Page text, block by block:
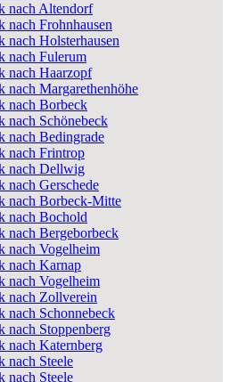
nach Altendorf
nach Frohnhausen
nach Holsterhausen
nach Fulerum
nach Haarzopf
nach Margarethenhöhe
nach Borbeck
nach Schönebeck
nach Bedingrade
nach Frintrop
nach Dellwig
nach Gerschede
nach Borbeck-Mitte
nach Bochold
nach Bergeborbeck
nach Vogelheim
nach Karnap
nach Vogelheim
nach Zollverein
nach Schonnebeck
nach Stoppenberg
nach Katernberg
nach Steele
nach Steele